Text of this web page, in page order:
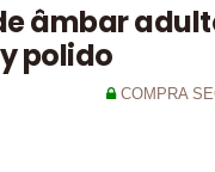
âmbar
polido
COMPRA